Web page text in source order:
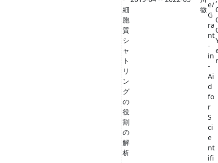
細
胞
質
シ
ャ
ト
リ
ン
グ
の
役
割
の
解
析
徹
e/
G
ra
nt
-
in
-
Ai
d
fo
r
S
ci
e
nt
ifi